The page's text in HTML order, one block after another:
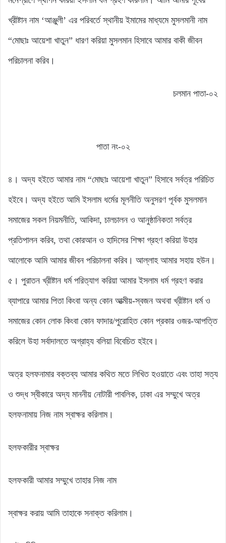
খ্রীষ্টান নাম ‘আঞ্জুলী’ এর পরিবর্তে স্থানীয় ইমামের মাধ্যমে মুসলমানী নাম
“মোছাঃ আয়েশা খাতুন” ধারণ করিয়া মুসলমান হিসাবে আমার বাকী জীবন
পরিচালনা করিব।
চলমান পাতা-০২
পাতা নং-০২
৪। অদ্য হইতে আমার নাম “মোছাঃ আয়েশা খাতুন” হিসাবে সর্বত্র পরিচিত
হইবে। অদ্য হইতে আমি ইসলাম ধর্মের মূলনীতি অনুসরণ পূর্বক মুসলমান
সমাজের সকল নিয়মনীতি, আকিদা, চালচালন ও আনুষ্ঠানিকতা সর্বত্র
প্রতিপালন করিব, তথা কোরআন ও হাদিসের শিক্ষা গ্রহণ করিয়া উহার
আলোকে আমি আমার জীবন পরিচালনা করিব। আল্লাহ আমার সহায় হউন।
৫। পুরাতন খ্রীষ্টান ধর্ম পরিত্যাগ করিয়া আমার ইসলাম ধর্ম গ্রহণ করার
ব্যাপারে আমার পিতা কিংবা অন্য কোন আত্মীয়-স্বজন অথবা খ্রীষ্টান ধর্ম ও
সমাজের কোন লোক কিংবা কোন ফাদার/পুরোহিত কোন প্রকার ওজর-আপত্তি
করিলে উহা সর্বাদালতে অগ্রাহ্য বলিয়া বিবেচিত হইবে।
অত্র হলফনামার বক্তব্য আমার কথিত মতে লিখিত হওয়াতে এবং তাহা সত্য
ও শুদ্ধ স্বীকারে অদ্য মাননীয় নোটারী পাবলিক, ঢাকা এর সম্মুখে অত্র
হলফনামায় নিজ নাম স্বাক্ষর করিলাম।
হলফকারীর স্বাক্ষর
হলফকারী আমার সম্মুখে তাহার নিজ নাম
স্বাক্ষর করায় আমি তাহাকে সনাক্ত করিলাম।